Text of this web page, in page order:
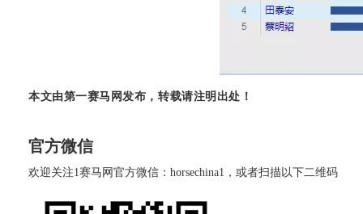
本文由第一赛马网发布， 转载请注明出处 ！
官方微信
欢迎关注1赛马网官方微信：horsechina1，或者扫描以下二维码